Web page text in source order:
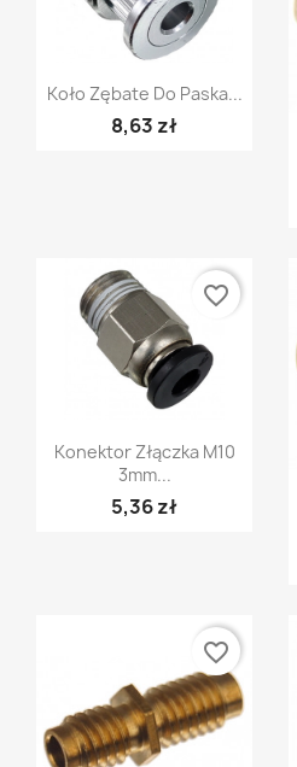
 Szybki podgląd
Koło Zębate Do Paska...
8,63 zł
Szybki podgląd
Konektor Złączka M10
3mm...
5,36 zł
favorite_border
favorite_border